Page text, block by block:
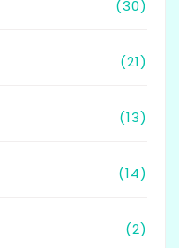
(30)
(21)
(13)
(14)
(2)